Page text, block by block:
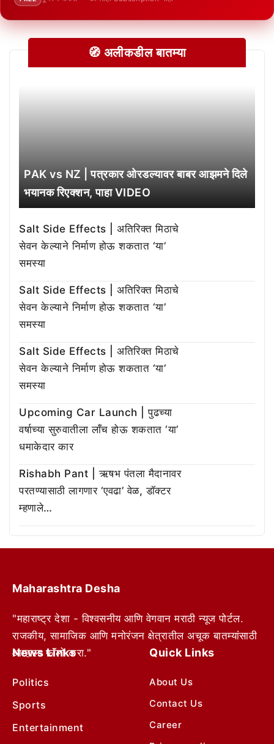
🧭 अलीकडील बातम्या
PAK vs NZ | पत्रकार ओरडल्यावर बाबर आझमने दिले
भयानक रिएक्शन, पाहा VIDEO
Salt Side Effects | अतिरिक्त मिठाचे
सेवन केल्याने निर्माण होऊ शकतात ‘या’
समस्या
Salt Side Effects | अतिरिक्त मिठाचे
सेवन केल्याने निर्माण होऊ शकतात ‘या’
समस्या
Salt Side Effects | अतिरिक्त मिठाचे
सेवन केल्याने निर्माण होऊ शकतात ‘या’
समस्या
Upcoming Car Launch | पुढच्या
वर्षाच्या सुरुवातीला लाँच होऊ शकतात ‘या’
धमाकेदार कार
Rishabh Pant | ऋषभ पंतला मैदानावर
परतण्यासाठी लागणार ‘एवढा’ वेळ, डॉक्टर
म्हणाले…
Maharashtra Desha
"महाराष्ट्र देशा - विश्वसनीय आणि वेगवान मराठी न्यूज पोर्टल.
राजकीय, सामाजिक आणि मनोरंजन क्षेत्रातील अचूक बातम्यांसाठी
आम्हाला फॉलो करा."
News Links
Politics
Sports
Entertainment
Quick Links
About Us
Contact Us
Career